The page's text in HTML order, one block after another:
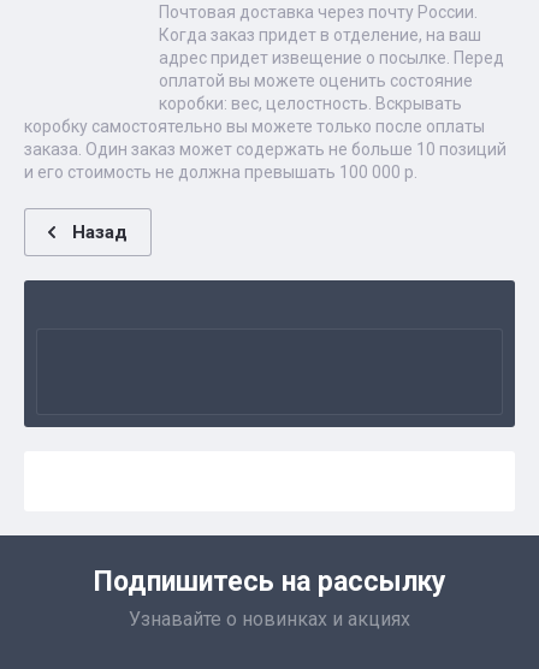
Почтовая доставка через почту России.
Когда заказ придет в отделение, на ваш
адрес придет извещение о посылке. Перед
оплатой вы можете оценить состояние
коробки: вес, целостность. Вскрывать
коробку самостоятельно вы можете только после оплаты
заказа. Один заказ может содержать не больше 10 позиций
и его стоимость не должна превышать 100 000 р.
Назад
Подпишитесь на рассылку
Узнавайте о новинках и акциях